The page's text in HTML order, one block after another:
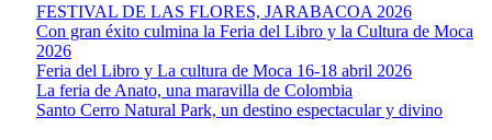
FESTIVAL DE LAS FLORES, JARABACOA 2026
Con gran éxito culmina la Feria del Libro y la Cultura de Moca
2026
Feria del Libro y La cultura de Moca 16-18 abril 2026
La feria de Anato, una maravilla de Colombia
Santo Cerro Natural Park, un destino espectacular y divino